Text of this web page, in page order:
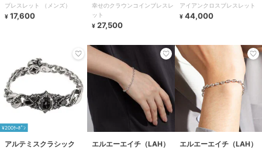
ブレスレット （メンズ）
¥ 17,600
幸せのクラウンコインブレスレ
ット
¥ 27,500
アイアンクロスブレスレット
¥ 44,000
¥200ｸｰﾎﾟﾝ
アルテミスクラシック エルエーエイチ（LAH） エルエーエイチ（LAH）